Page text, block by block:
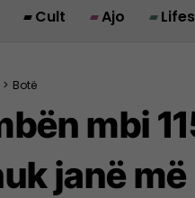
Cult Ajo
> Botë
mbi
janë